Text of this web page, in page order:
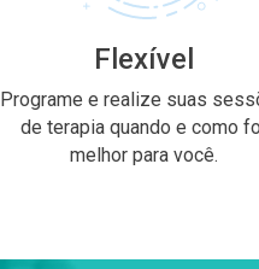
Flexível
Programe e realize suas
de terapia quando e como
melhor para você.